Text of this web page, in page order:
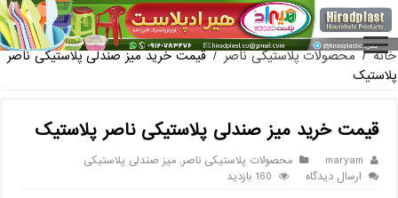
فروش گلدان پلاستیکی گلخا
خانه / محصولات پلاستیکی ناصر / قیمت خرید میز صندلی پلاستیکی ناصر
پلاستیک
قیمت خرید میز صندلی پلاستیکی ناصر پلاستیک
maryam محصولات پلاستیکی ناصر,میز صندلی پلاستیکی
ارسال دیدگاه
160 بازدید